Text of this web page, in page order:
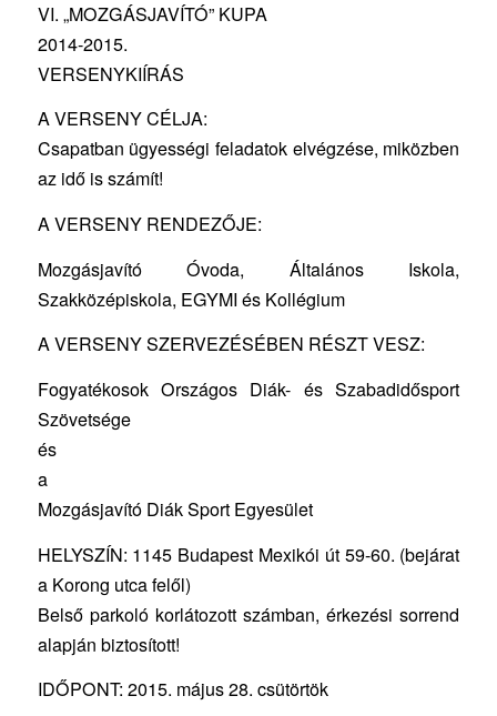
VI. „MOZGÁSJAVÍTÓ” KUPA
2014-2015.
VERSENYKIÍRÁS
A VERSENY CÉLJA:
Csapatban ügyességi feladatok elvégzése, miközben
az idő is számít!
A VERSENY RENDEZŐJE:
Mozgásjavító Óvoda, Általános Iskola,
Szakközépiskola, EGYMI és Kollégium
A VERSENY SZERVEZÉSÉBEN RÉSZT VESZ:
Fogyatékosok Országos Diák- és Szabadidősport
Szövetsége
és
a
Mozgásjavító Diák Sport Egyesület
HELYSZÍN: 1145 Budapest Mexikói út 59-60. (bejárat
a Korong utca felől)
Belső parkoló korlátozott számban, érkezési sorrend
alapján biztosított!
IDŐPONT: 2015. május 28. csütörtök